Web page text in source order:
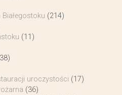
(214)
(11)
uroczystości (17)
(36)